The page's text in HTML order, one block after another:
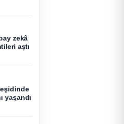
zekâ
aştı
yaşandı